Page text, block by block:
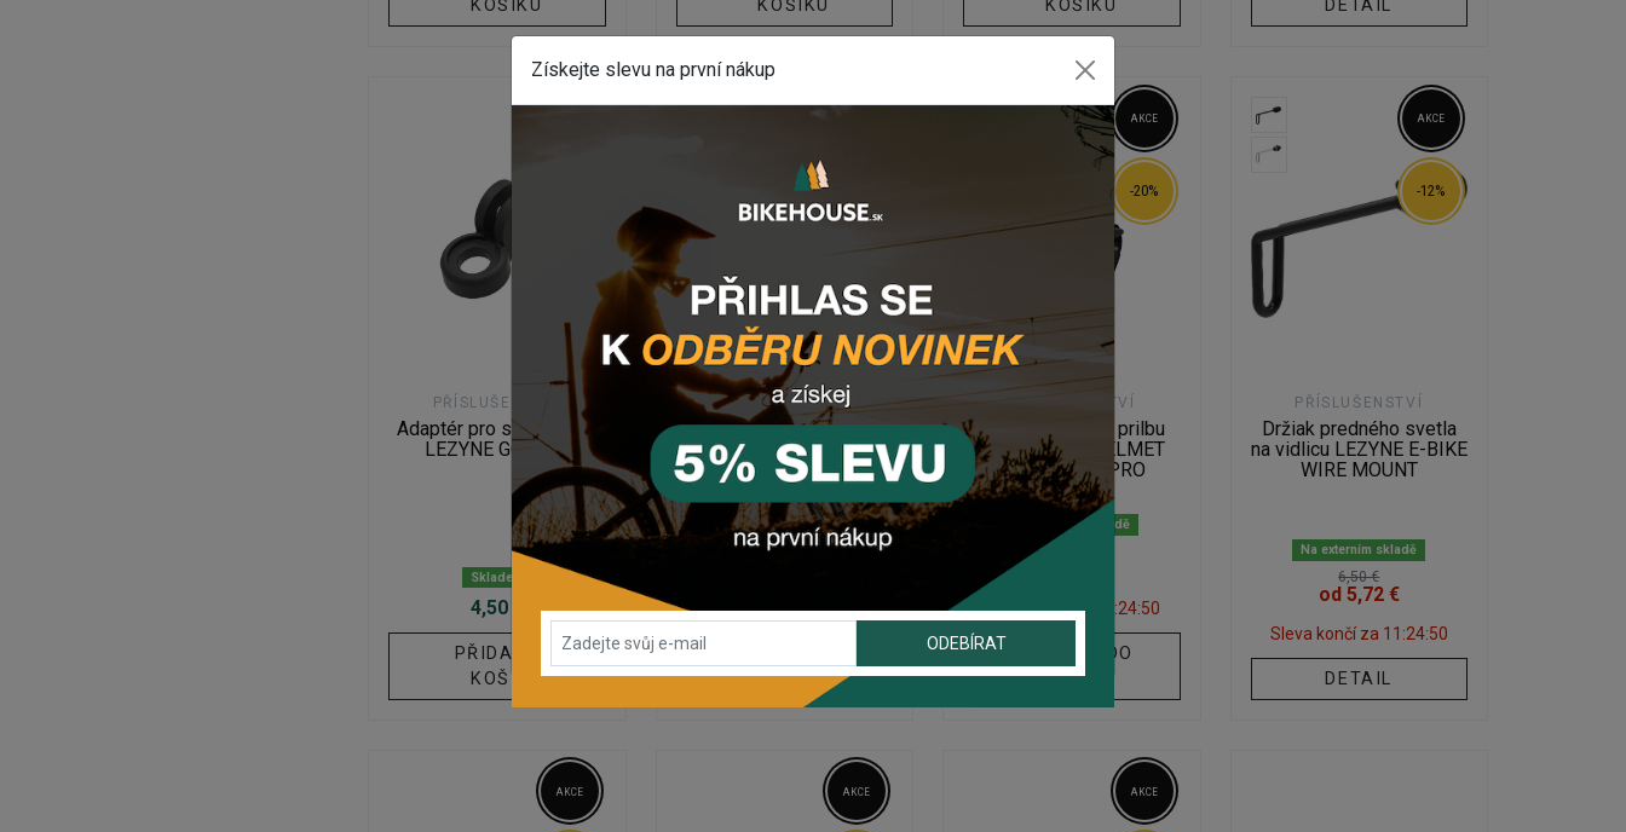
KOŠÍKU
KOŠÍKU
KOŠÍKU
DETAIL
PŘÍSLUŠENSTVÍ
Adaptér pro světlo MTB
LEZYNE GO-PRO
Skladem
4,50 €
PŘIDAT DO
KOŠÍKU
PŘÍSLUŠENSTVÍ
Náhradné držiaky a
adaptéry pre svetlá
LEZYNE D-SHAPE /
AERO SEATPOSTS
Na externím skladě
10,50 €
Sleva končí za11:24:49
KOŠÍKU
AKCE
-20%
PŘÍSLUŠENSTVÍ
Držiak svetla na prilbu
LEZYNE LED HELMET
MOUNT - GOPRO
Na externím skladě
Sleva končí za 11:24:49
PŘIDAT DO
KOŠÍKU
AKCE
-12%
PŘÍSLUŠENSTVÍ
Držiak predného svetla
na vidlicu LEZYNE E-BIKE
WIRE MOUNT
Na externím skladě
6,50 €
od 5,72 €
Sleva končí za 11:24:49
DETAIL
AKCE AKCE AKCE
Získejte slevu na první nákup
ODEBÍRAT